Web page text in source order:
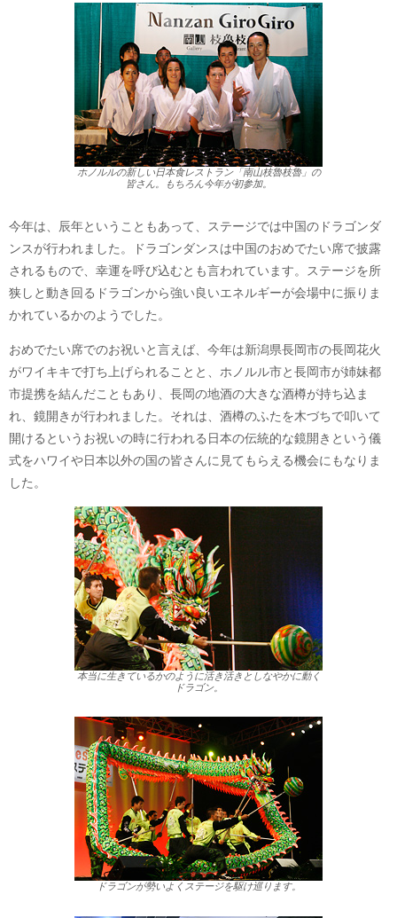
ホノルルの新しい日本食レストラン「南山枝魯枝魯」の
皆さん。もちろん今年が初参加。
今年は、辰年ということもあって、ステージでは中国のドラゴンダ
ンスが行われました。ドラゴンダンスは中国のおめでたい席で披露
されるもので、幸運を呼び込むとも言われています。ステージを所
狭しと動き回るドラゴンから強い良いエネルギーが会場中に振りま
かれているかのようでした。
おめでたい席でのお祝いと言えば、今年は新潟県長岡市の長岡花火
がワイキキで打ち上げられることと、ホノルル市と長岡市が姉妹都
市提携を結んだこともあり、長岡の地酒の大きな酒樽が持ち込ま
れ、鏡開きが行われました。それは、酒樽のふたを木づちで叩いて
開けるというお祝いの時に行われる日本の伝統的な鏡開きという儀
式をハワイや日本以外の国の皆さんに見てもらえる機会にもなりま
した。
本当に生きているかのように活き活きとしなやかに動く
ドラゴン。
ドラゴンが勢いよくステージを駆け巡ります。